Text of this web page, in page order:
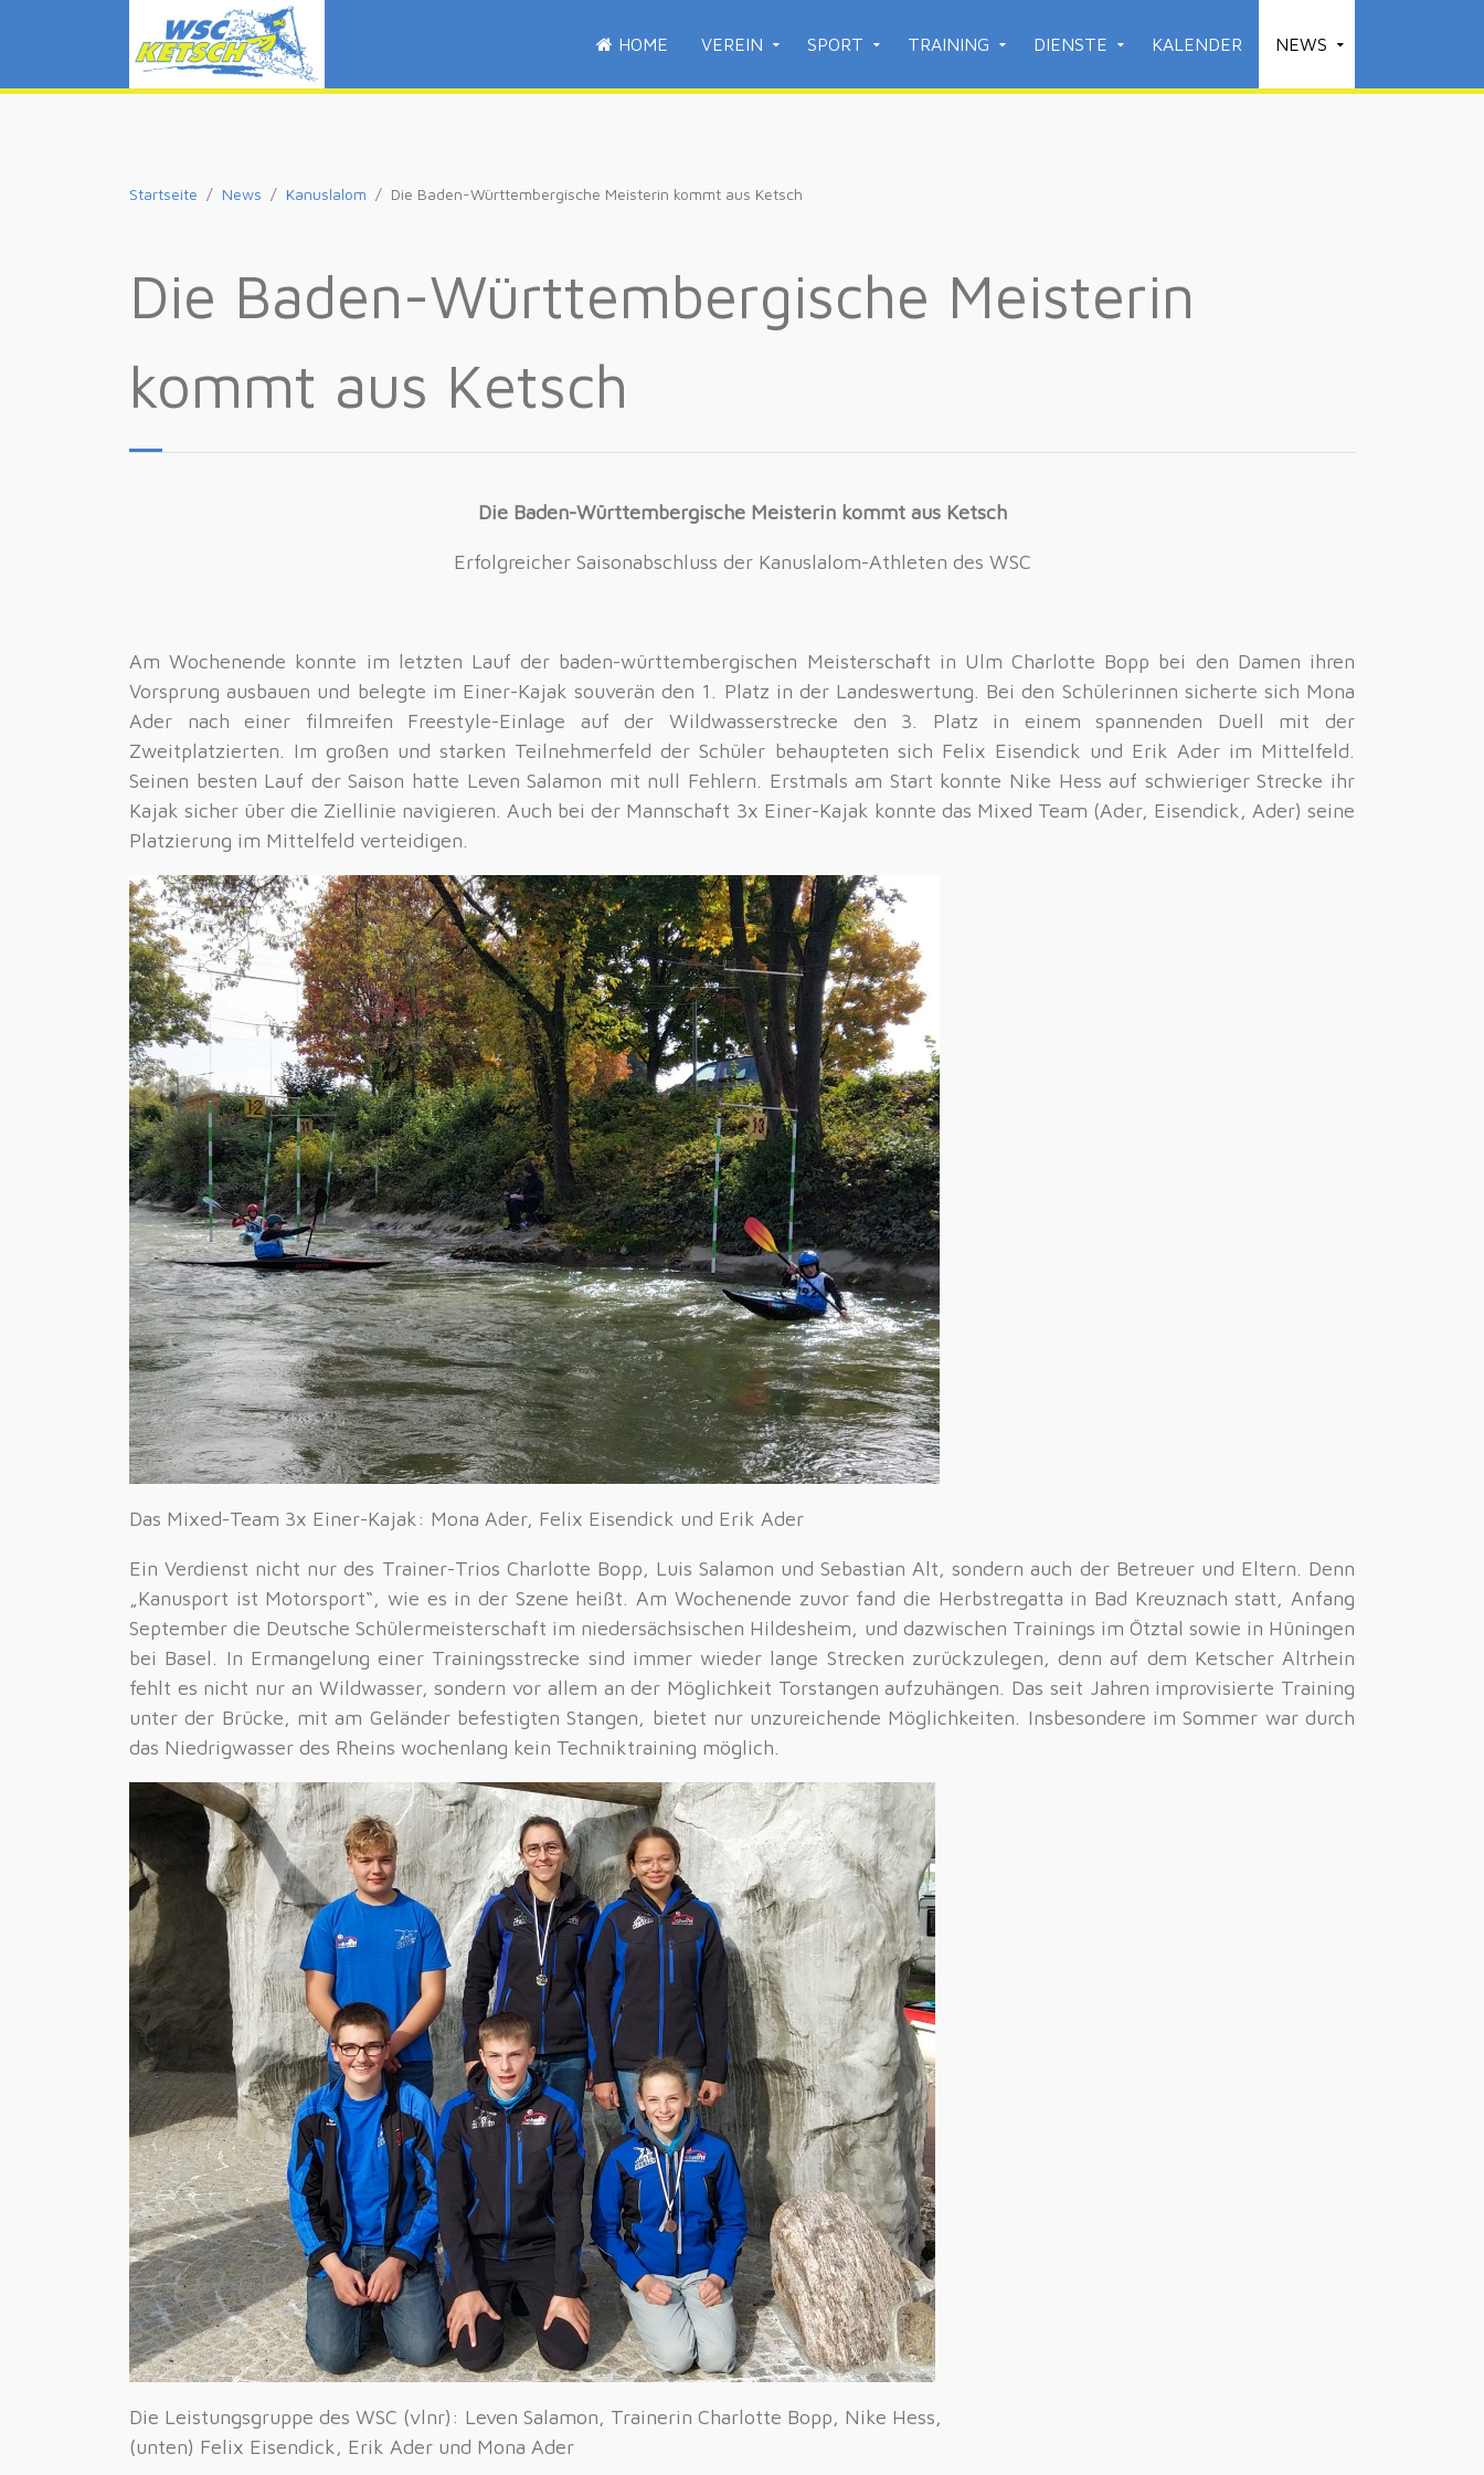
HOME VEREIN SPORT TRAINING DIENSTE KALENDER NEWS
Startseite News Kanuslalom Die Baden-Württembergische Meisterin kommt aus Ketsch
Die Baden-Württembergische Meisterin
kommt aus Ketsch
Die Baden-Württembergische Meisterin kommt aus Ketsch
Erfolgreicher Saisonabschluss der Kanuslalom-Athleten des WSC
Am Wochenende konnte im letzten Lauf der baden-württembergischen Meisterschaft in Ulm Charlotte Bopp bei den Damen ihren
Vorsprung ausbauen und belegte im Einer-Kajak souverän den 1. Platz in der Landeswertung. Bei den Schülerinnen sicherte sich Mona
Ader nach einer filmreifen Freestyle-Einlage auf der Wildwasserstrecke den 3. Platz in einem spannenden Duell mit der
Zweitplatzierten. Im großen und starken Teilnehmerfeld der Schüler behaupteten sich Felix Eisendick und Erik Ader im Mittelfeld.
Seinen besten Lauf der Saison hatte Leven Salamon mit null Fehlern. Erstmals am Start konnte Nike Hess auf schwieriger Strecke ihr
Kajak sicher über die Ziellinie navigieren. Auch bei der Mannschaft 3x Einer-Kajak konnte das Mixed Team (Ader, Eisendick, Ader) seine
Platzierung im Mittelfeld verteidigen.
Das Mixed-Team 3x Einer-Kajak: Mona Ader, Felix Eisendick und Erik Ader
Ein Verdienst nicht nur des Trainer-Trios Charlotte Bopp, Luis Salamon und Sebastian Alt, sondern auch der Betreuer und Eltern. Denn
„Kanusport ist Motorsport“, wie es in der Szene heißt. Am Wochenende zuvor fand die Herbstregatta in Bad Kreuznach statt, Anfang
September die Deutsche Schülermeisterschaft im niedersächsischen Hildesheim, und dazwischen Trainings im Ötztal sowie in Hüningen
bei Basel. In Ermangelung einer Trainingsstrecke sind immer wieder lange Strecken zurückzulegen, denn auf dem Ketscher Altrhein
fehlt es nicht nur an Wildwasser, sondern vor allem an der Möglichkeit Torstangen aufzuhängen. Das seit Jahren improvisierte Training
unter der Brücke, mit am Geländer befestigten Stangen, bietet nur unzureichende Möglichkeiten. Insbesondere im Sommer war durch
das Niedrigwasser des Rheins wochenlang kein Techniktraining möglich.
Die Leistungsgruppe des WSC (vlnr): Leven Salamon, Trainerin Charlotte Bopp, Nike Hess,
(unten) Felix Eisendick, Erik Ader und Mona Ader